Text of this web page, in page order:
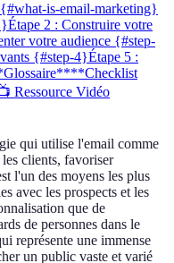
is-email-marketing}
Étape 2 : Construire votre
votre audience {#step-
{#step-4}Étape 5 :
**Checklist
Ressource Vidéo
qui utilise l'email comme
clients, favoriser
l'un des moyens les plus
avec les prospects et les
que de
de personnes dans le
représente une immense
un public vaste et varié